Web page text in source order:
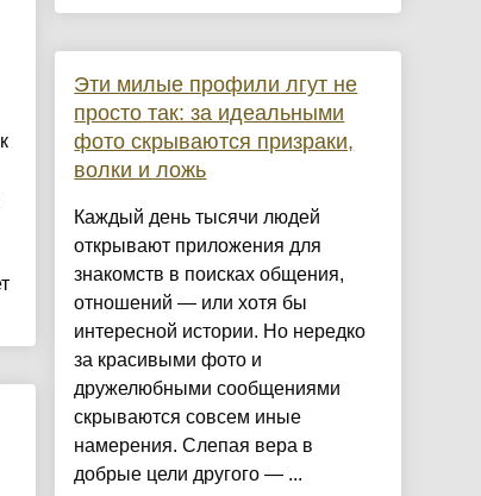
Эти милые профили лгут не
просто так: за идеальными
фото скрываются призраки,
волки и ложь
Каждый день тысячи людей
открывают приложения для
знакомств в поисках общения,
отношений — или хотя бы
интересной истории. Но нередко
за красивыми фото и
дружелюбными сообщениями
скрываются совсем иные
намерения. Слепая вера в
добрые цели другого — ...